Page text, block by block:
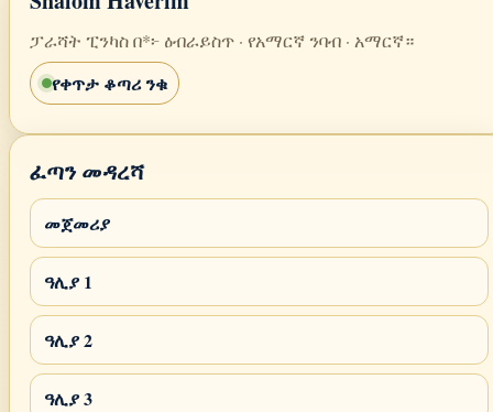
ፓራሻት ፒንካስ በ*፦ ዕብራይስጥ · የአማርኛ ንባብ · አማርኛ።
የቀጥታ ቆጣሪ ንቁ
ፈጣን መዳረሻ
መጀመሪያ
ዓሊያ 1
ዓሊያ 2
ዓሊያ 3